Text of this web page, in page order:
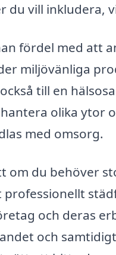
du vill inkludera,
fördel med att
miljövänliga
till en
olika ytor
med omsorg.
om du behöver
professionellt
och deras
och